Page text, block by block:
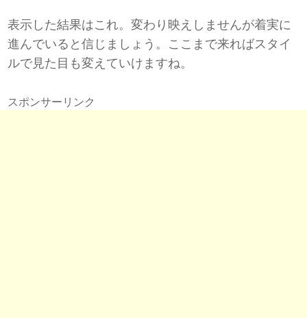
表示した結果はこれ。変わり映えしませんが着実に
進んでいると信じましょう。ここまで来ればスタイ
ルで見た目も変えていけますね。
スポンサーリンク